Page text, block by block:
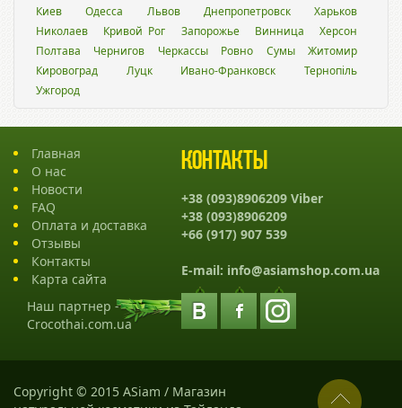
Киев Одесса Львов Днепропетровск
Харьков
Николаев
Кривой Рог Запорожье Винница
Херсон
Полтава
Чернигов Черкассы Ровно Сумы
Житомир
Кировоград
Луцк Ивано-Франковск
Тернопіль
Ужгород
Главная
О нас
Новости
FAQ
Оплата и доставка
Отзывы
Контакты
Карта сайта
Наш партнер -
Crocothai.com.ua
Контакты
+38 (093)8906209 Viber
+38 (093)8906209
+66 (917) 907 539
E-mail: info@asiamshop.com.ua
Copyright © 2015 ASiam / Магазин